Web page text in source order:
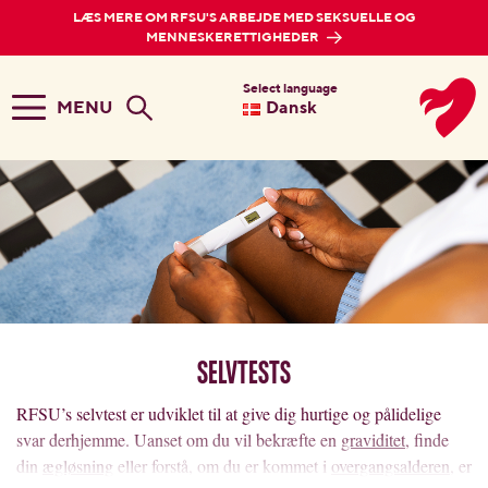
LÆS MERE OM RFSU'S ARBEJDE MED SEKSUELLE OG
MENNESKERETTIGHEDER
MENU
Select language
Dansk
Selvtests
RFSU’s selvtest er udviklet til at give dig hurtige og pålidelige
svar derhjemme. Uanset om du vil bekræfte en graviditet, finde
din ægløsning eller forstå, om du er kommet i overgangsalderen , er